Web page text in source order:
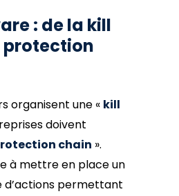
: de la kill
protection
organisent une « kill
doivent
chain ».
à mettre en place un
permettant